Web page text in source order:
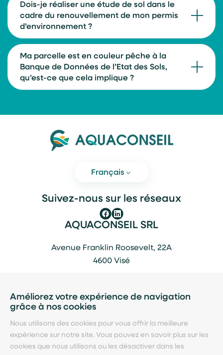
Dois-je réaliser une étude de sol dans le
cadre du renouvellement de mon permis
d’environnement ?
Ma parcelle est en couleur pêche à la
Banque de Données de l’Etat des Sols,
qu’est-ce que cela implique ?
Français
Suivez-nous sur les réseaux
AQUACONSEIL SRL
Avenue Franklin Roosevelt, 22A
4600 Visé
TVA: BE0472694163
info@aquaconseil.com
Contact
Améliorez votre expérience de navigation
grâce à nos cookies
Nous utilisons des cookies pour vous offrir la meilleure
expérience sur notre site. Vous pouvez en savoir plus sur les
cookies que nous utilisons ou les désactiver dans les